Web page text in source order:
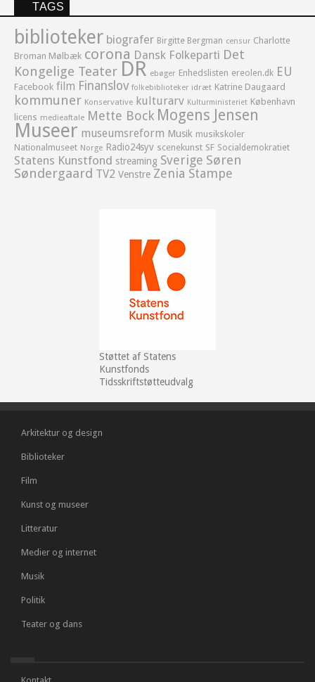
TAGS
biblioteker biografer Birgitte Bergman censur Charlotte
Broman Mølbæk corona Dansk Folkeparti Det
Kongelige Teater DR ebøger Enhedslisten ereolen.dk EU
Facebook film Finanslov folkebiblioteker idræt Katrine Daugaard
kommuner Konservative kulturarv Kulturministeriet København
licens medieaftale Mette Bock Mogens Jensen
Museer museumsreform Musik musikskoler
Nationalmuseet Norge Radio24syv scenekunst SF Socialdemokratiet
Statens Kunstfond streaming Sverige Søren
Søndergaard TV2 Venstre Zenia Stampe
Støttet af Statens
Kunstfonds
Tidsskriftstøtteudvalg
Arkitektur og design
Biblioteker
Film
Kunst og museer
Litteratur
Medier og internet
Musik
Politik
Teater og dans